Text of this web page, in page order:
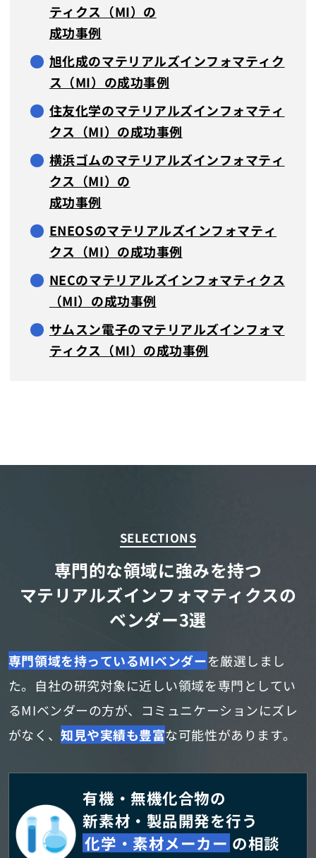
ティクス（MI）の
成功事例
旭化成のマテリアルズインフォマティク
ス（MI）の成功事例
住友化学のマテリアルズインフォマティ
クス（MI）の成功事例
横浜ゴムのマテリアルズインフォマティ
クス（MI）の
成功事例
ENEOSのマテリアルズインフォマティ
クス（MI）の成功事例
NECのマテリアルズインフォマティクス
（MI）の成功事例
サムスン電子のマテリアルズインフォマ
ティクス（MI）の成功事例
SELECTIONS
専門的な領域に強みを持つ
マテリアルズインフォマティクスの
ベンダー3選
専門領域を持っているMIベンダーを厳選しまし
た。 自社の研究対象に近しい領域を専門としてい
るMIベンダーの方が、 コミュニケーションにズレ
がなく、知見や実績も豊富な可能性があります。
有機・無機化合物の
新素材・製品開発を行う
化学・素材メーカー の相談